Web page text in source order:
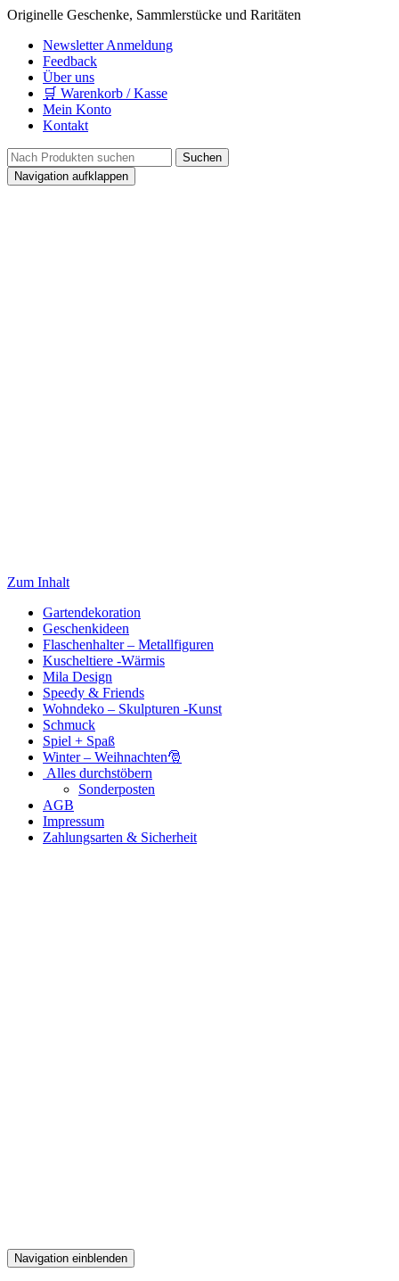
Originelle Geschenke, Sammlerstücke und Raritäten
Newsletter Anmeldung
Feedback
Über uns
🛒 Warenkorb / Kasse
Mein Konto
Kontakt
Navigation aufklappen
Zum Inhalt
Gartendekoration
Geschenkideen
Flaschenhalter – Metallfiguren
Kuscheltiere -Wärmis
Mila Design
Speedy & Friends
Wohndeko – Skulpturen -Kunst
Schmuck
Spiel + Spaß
Winter – Weihnachten🎅
Alles durchstöbern
Sonderposten
AGB
Impressum
Zahlungsarten & Sicherheit
Navigation einblenden